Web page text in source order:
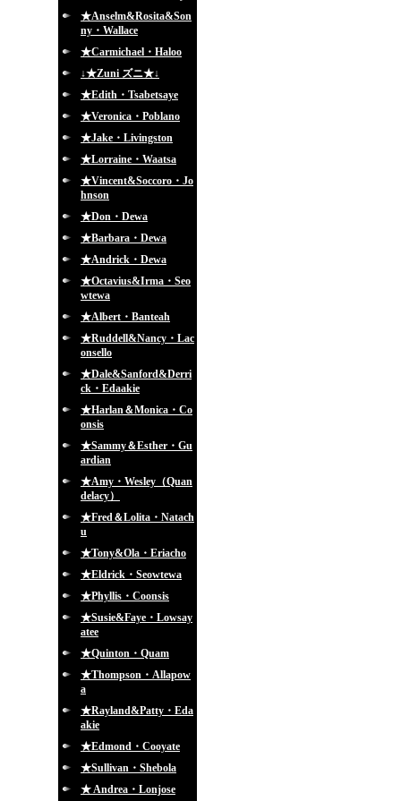
★Anselm&Rosita&Son
ny・Wallace
★Carmichael・Haloo
↓★Zuni ズニ★↓
★Edith・Tsabetsaye
★Veronica・Poblano
★Jake・Livingston
★Lorraine・Waatsa
★Vincent&Soccoro・Jo
hnson
★Don・Dewa
★Barbara・Dewa
★Andrick・Dewa
★Octavius&Irma・Seo
wtewa
★Albert・Banteah
★Ruddell&Nancy・Lac
onsello
★Dale&Sanford&Derri
ck・Edaakie
★Harlan＆Monica・Co
onsis
★Sammy＆Esther・Gu
ardian
★Amy・Wesley（Quan
delacy）
★Fred＆Lolita・Natach
u
★Tony&Ola・Eriacho
★Eldrick・Seowtewa
★Phyllis・Coonsis
★Susie&Faye・Lowsay
atee
★Quinton・Quam
★Thompson・Allapow
a
★Rayland&Patty・Eda
akie
★Edmond・Cooyate
★Sullivan・Shebola
★ Andrea・Lonjose